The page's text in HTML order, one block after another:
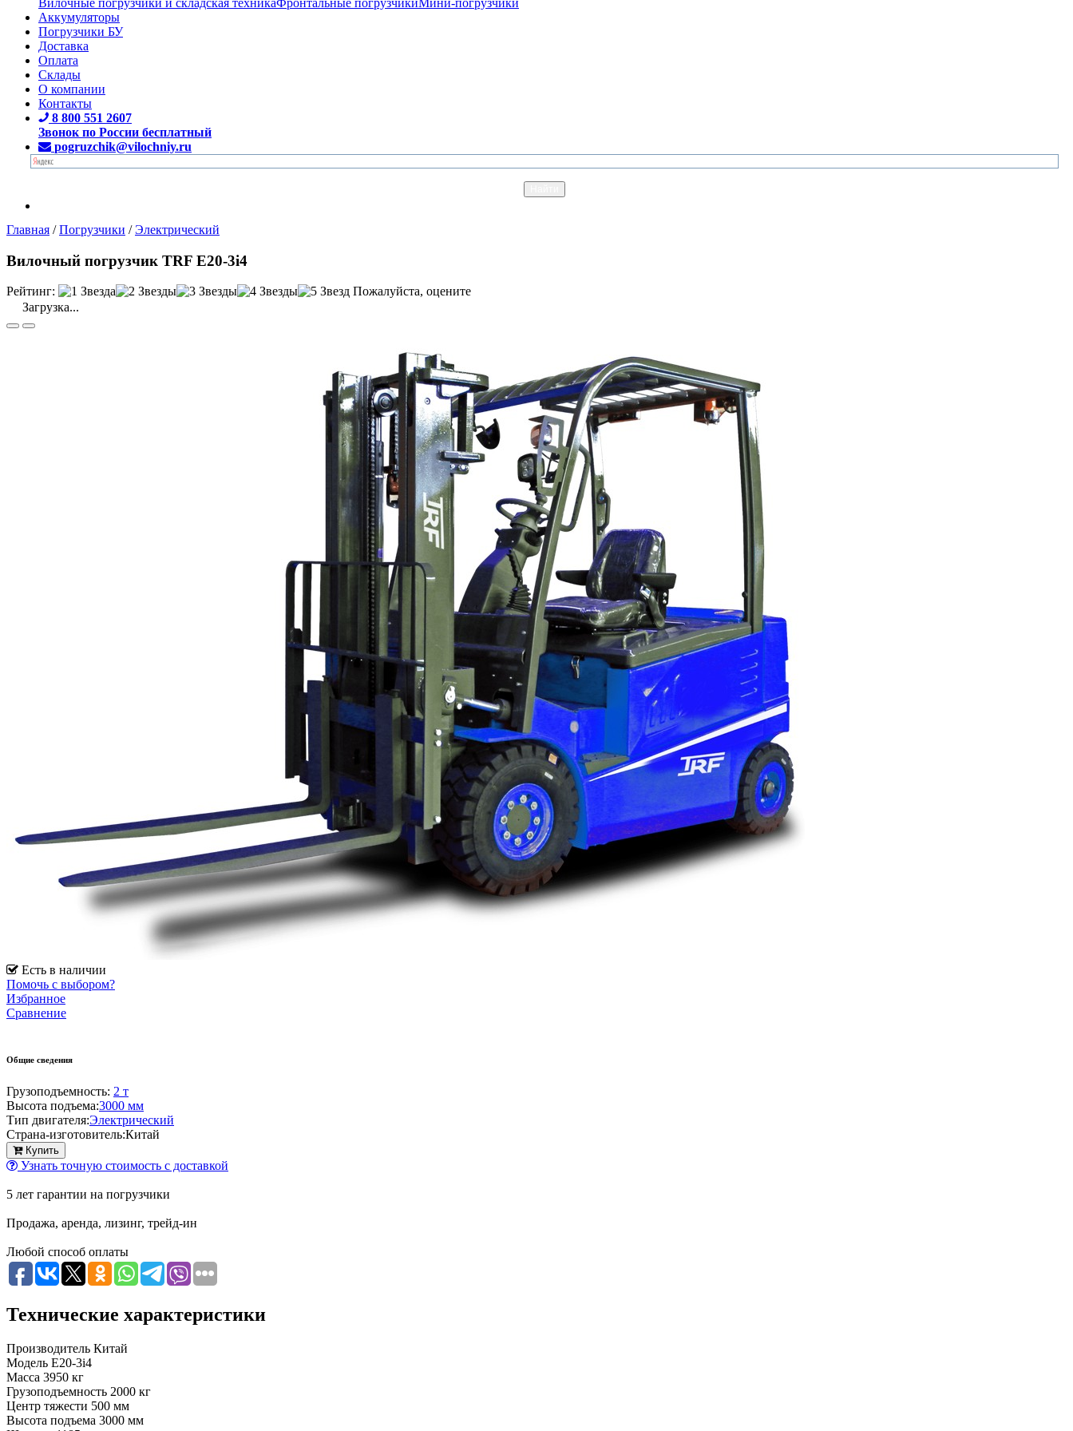
Аккумуляторы
Погрузчики БУ
Доставка
Оплата
Склады
О компании
Контакты
8 800 551 2607
Звонок по России бесплатный
pogruzchik@vilochniy.ru
Главная /Погрузчики /Электрический
Вилочный погрузчик TRF E20-3i4
Рейтинг:
Пожалуйста, оцените
Загрузка...
Есть в наличии
Помочь с выбором?
Избранное
Сравнение
Общие сведения
Грузоподъемность: 2 т
Высота подъема:3000 мм
Тип двигателя:Электрический
Страна-изготовитель:Китай
Купить
Узнать точную стоимость с доставкой
5 лет гарантии на погрузчики
Продажа, аренда, лизинг, трейд-ин
Любой способ оплаты
Технические характеристики
Производитель Китай
Модель E20-3i4
Масса 3950 кг
Грузоподъемность 2000 кг
Центр тяжести 500 мм
Высота подъема 3000 мм